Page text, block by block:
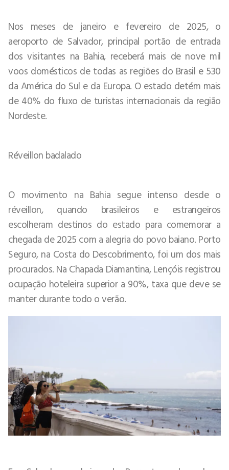
Nos meses de janeiro e fevereiro de 2025, o
aeroporto de Salvador, principal portão de entrada
dos visitantes na Bahia, receberá mais de nove mil
voos domésticos de todas as regiões do Brasil e 530
da América do Sul e da Europa. O estado detém mais
de 40% do fluxo de turistas internacionais da região
Nordeste.
Réveillon badalado
O movimento na Bahia segue intenso desde o
réveillon, quando brasileiros e estrangeiros
escolheram destinos do estado para comemorar a
chegada de 2025 com a alegria do povo baiano. Porto
Seguro, na Costa do Descobrimento, foi um dos mais
procurados. Na Chapada Diamantina, Lençóis registrou
ocupação hoteleira superior a 90%, taxa que deve se
manter durante todo o verão.